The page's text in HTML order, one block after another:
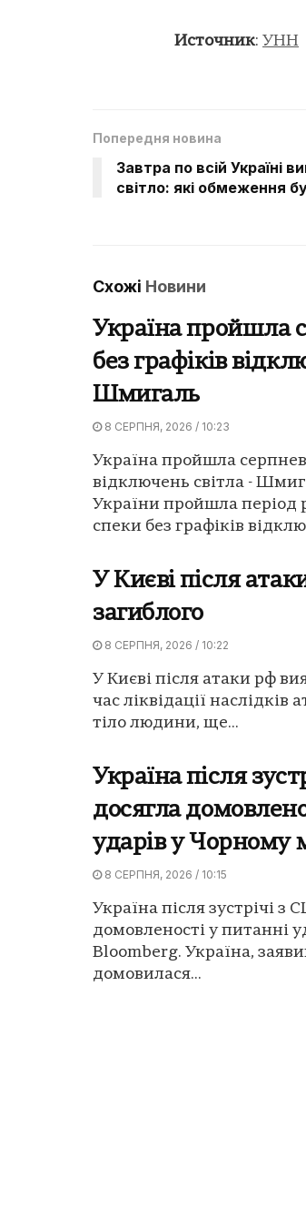
Источник: УНН
Попередня новина
Завтра по всій Україні
світло: які обмеження
Схожі Новини
Україна пройшла
без графіків
Шмигаль
8 СЕРПНЯ, 2026 / 10:23
Україна пройшла
відключень світла -
України пройшла період
спеки без графіків
У Києві після
загиблого
8 СЕРПНЯ, 2026 / 10:22
У Києві після атаки рф
час ліквідації наслідків
тіло людини, ще...
Україна після
досягла
ударів у Чорному
8 СЕРПНЯ, 2026 / 10:15
Україна після зустрічі з
домовленості у питанні
Bloomberg. Україна,
домовилася...